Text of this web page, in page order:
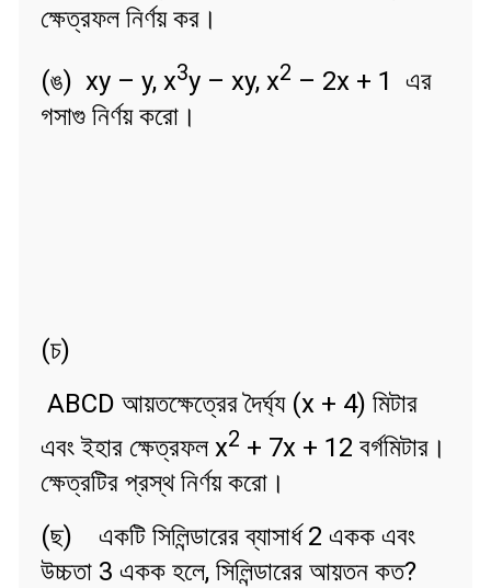
ক্ষেত্রফল নির্ণয় কর।
(ঙ) xy – y, x3y – xy, x2 – 2x + 1 এর
গসাগু নির্ণয় করো।
(চ)
ABCD আয়তক্ষেত্রের দৈর্ঘ্য (x + 4) মিটার
এবং ইহার ক্ষেত্রফল x2 + 7x + 12 বর্গমিটার।
ক্ষেত্রটির প্রস্থ নির্ণয় করো।
(ছ) একটি সিলিন্ডারের ব্যাসার্ধ 2 একক এবং
উচ্চতা 3 একক হলে, সিলিন্ডারের আয়তন কত?